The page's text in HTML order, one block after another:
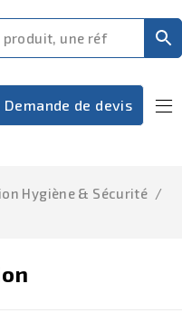
Demande de devis
Hygiène & Sécurité /